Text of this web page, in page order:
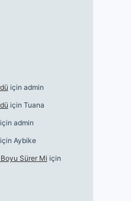
için admin
için Tuana
için admin
için Aybike
Sürer Mi için